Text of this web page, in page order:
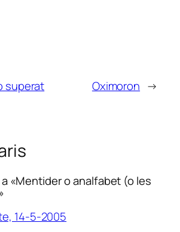
superat Oximoron →
«Mentider o analfabet (o les
14-5-2005